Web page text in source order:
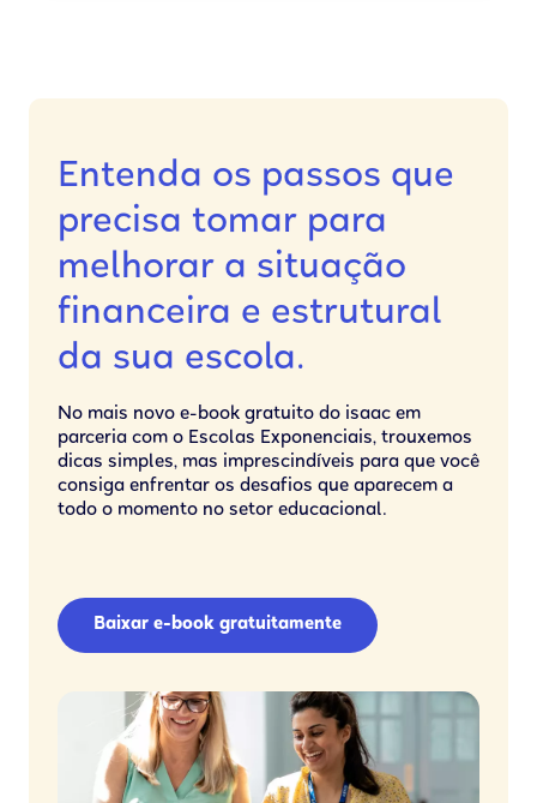
Entenda os passos que
precisa tomar para
melhorar a situação
financeira e estrutural
da sua escola.
No mais novo e-book gratuito do isaac em
parceria com o Escolas Exponenciais, trouxemos
dicas simples, mas imprescindíveis para que você
consiga enfrentar os desafios que aparecem a
todo o momento no setor educacional.
Baixar e-book gratuitamente